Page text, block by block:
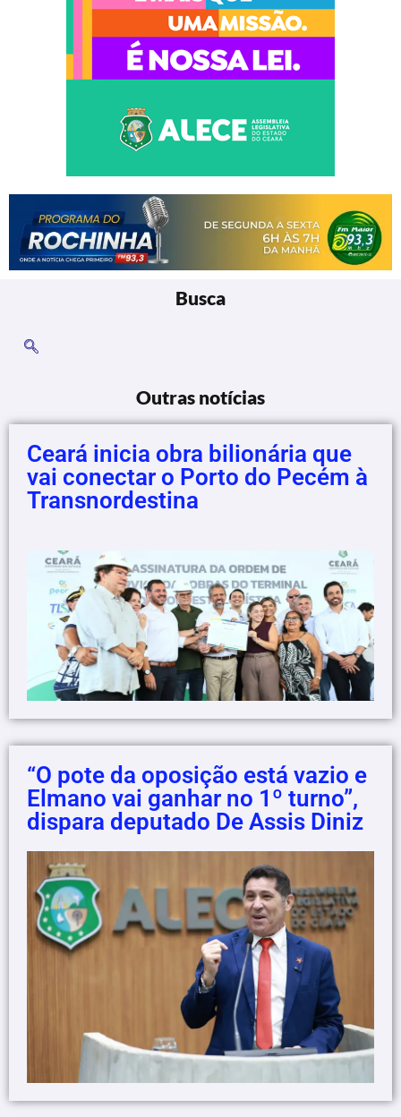
Busca
Outras notícias
Ceará inicia obra bilionária que
vai conectar o Porto do Pecém à
Transnordestina
“O pote da oposição está vazio e
Elmano vai ganhar no 1º turno”,
dispara deputado De Assis Diniz